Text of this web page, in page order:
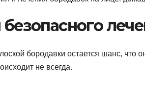
бородавки остается шанс, что
не всегда.